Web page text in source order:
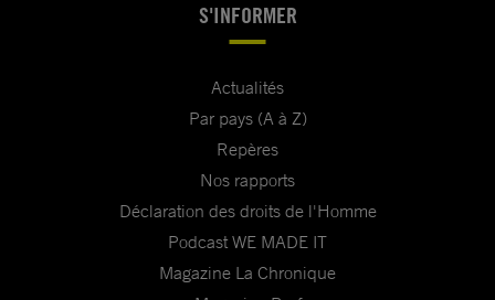
S'INFORMER
Actualités
Par pays (A à Z)
Repères
Nos rapports
Déclaration des droits de l'Homme
Podcast WE MADE IT
Magazine La Chronique